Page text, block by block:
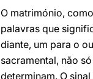
O matrimónio,
palavras que
diante, um para o
sacramental, não
determinam. O